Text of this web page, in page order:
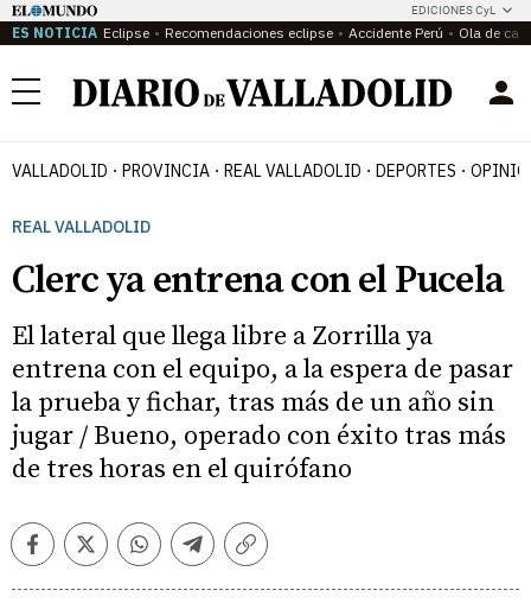
EDICIONES CyL
ES NOTICIA Eclipse Recomendaciones eclipse Accidente Perú Ola de
Menú
VALLADOLID PROVINCIA REAL VALLADOLID DEPORTES
REAL VALLADOLID
Clerc ya entrena con el Pucela
El lateral que llega libre a Zorrilla ya
entrena con el equipo, a la espera de pasar
la prueba y fichar, tras más de un año sin
jugar / Bueno, operado con éxito tras más
de tres horas en el quirófano
FacebookTwitterWhatsappTelegramCopiar